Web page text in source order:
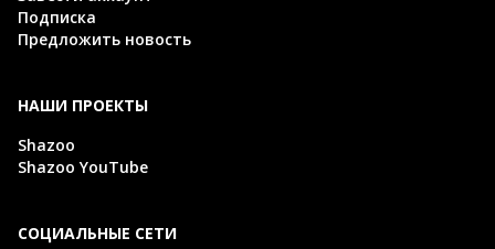
Подписка
Предложить новость
НАШИ ПРОЕКТЫ
Shazoo
Shazoo YouTube
СОЦИАЛЬНЫЕ СЕТИ